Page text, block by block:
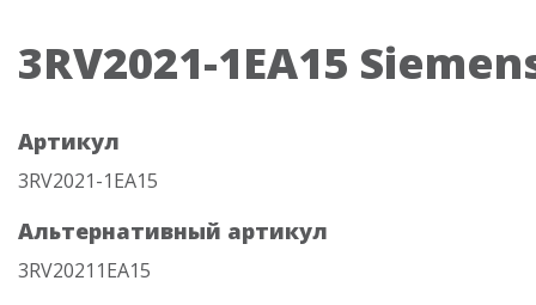
3RV2021-1EA15
Артикул
3RV2021-1EA15
Альтернативный артикул
3RV20211EA15